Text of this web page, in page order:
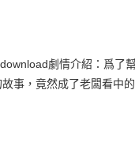
劇情介紹：爲了
事，竟然成了老闆看中